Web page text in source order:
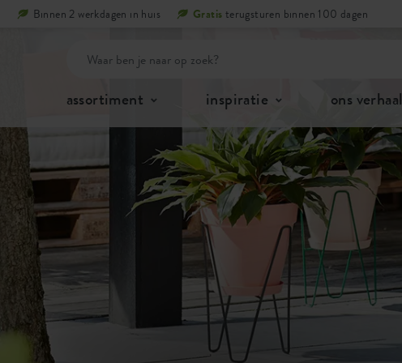
Binnen 2 werkdagen in huis Gratis terugsturen binnen 100 dagen
assortiment inspiratie ons verhaal